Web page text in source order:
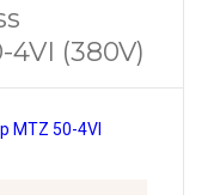
(380V)